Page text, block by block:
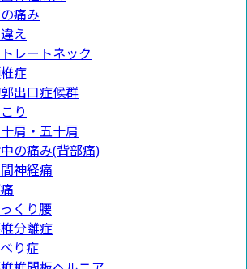
痛み
え
レートネック
症
出口症候群
り
肩・五十肩
の痛み(背部痛)
神経痛
くり腰
分離症
り症